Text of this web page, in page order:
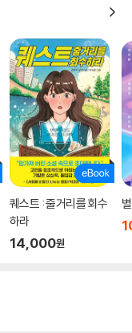
퀘스트 : 줄거리를 회수
하라
14,000원